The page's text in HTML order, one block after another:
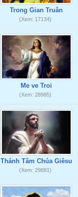
Trong Gian Truân
(Xem: 17134)
Me ve Troi
(Xem: 28985)
Thánh Tâm Chúa Giêsu
(Xem: 29881)